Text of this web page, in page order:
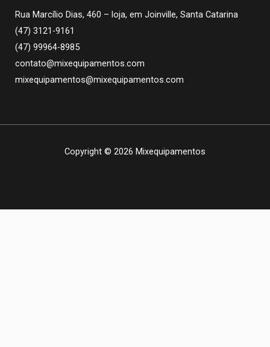
Rua Marcílio Dias, 460 – loja, em Joinville, Santa Catarina
(47) 3121-9161
(47) 99964-8985
contato@mixequipamentos.com
mixequipamentos@mixequipamentos.com
Copyright © 2026 Mixequipamentos